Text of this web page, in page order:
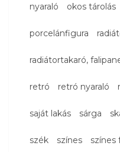
nyaraló okos tárolás
porcelánfigura
radiátortakaró,
retró retró nyaraló
saját lakás sárga
szék színes színes